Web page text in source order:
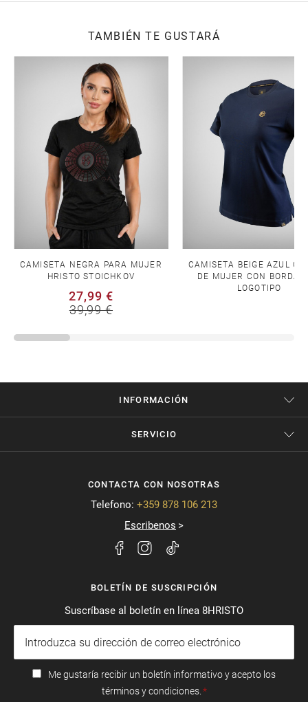
TAMBIÉN TE GUSTARÁ
CAMISETA NEGRA PARA MUJER
HRISTO STOICHKOV
27,99 €
39,99 €
CAMISETA BEIGE AZUL
DE MUJER CON
LOGOTIPO
INFORMACIÓN
SERVICIO
CONTACTA CON NOSOTRAS
Telefono: +359 878 106 213
Escribenos
BOLETÍN DE SUSCRIPCIÓN
Suscríbase al boletín en línea 8HRISTO
Me gustaría recibir un boletín informativo y acepto los
términos y condiciones.